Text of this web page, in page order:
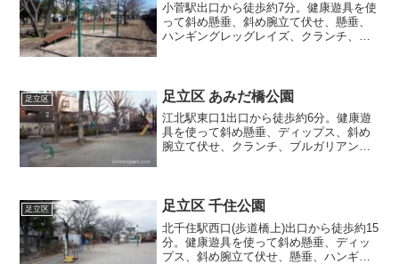
小菅駅出口から徒歩約7分。健康遊具を使
って斜め懸垂、斜め腕立て伏せ、懸垂、
ハンギングレッグレイズ、クランチ、ブ
足立区 足立区 あみだ橋公園
江北駅東口1出口から徒歩約6分。健康遊
具を使って斜め懸垂、ディップス、斜め
腕立て伏せ、クランチ、ブルガリアンス
足立区 足立区 千住公園
北千住駅西口(歩道橋上)出口から徒歩約15
分。健康遊具を使って斜め懸垂、ディッ
プス、斜め腕立て伏せ、懸垂、ハンギン